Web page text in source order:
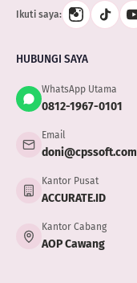
Ikuti saya:
HUBUNGI SAYA
WhatsApp Utama
0812-1967-0101
Email
doni@cpssoft.com
Kantor Pusat
ACCURATE.ID
Kantor Cabang
AOP Cawang